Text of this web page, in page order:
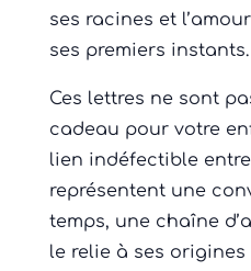
ses racines et
ses premiers instants.
Ces lettres ne sont
cadeau pour votre
lien indéfectible
représentent une
temps, une chaîne
le relie à ses origines